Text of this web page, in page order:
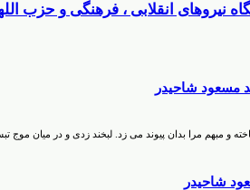
انقلابی ، فرهنگی و حزب
مسعود شاحیدر
مبهم مرا بدان پیوند می زد. لبخند زدی و در میان موج
شاحیدر